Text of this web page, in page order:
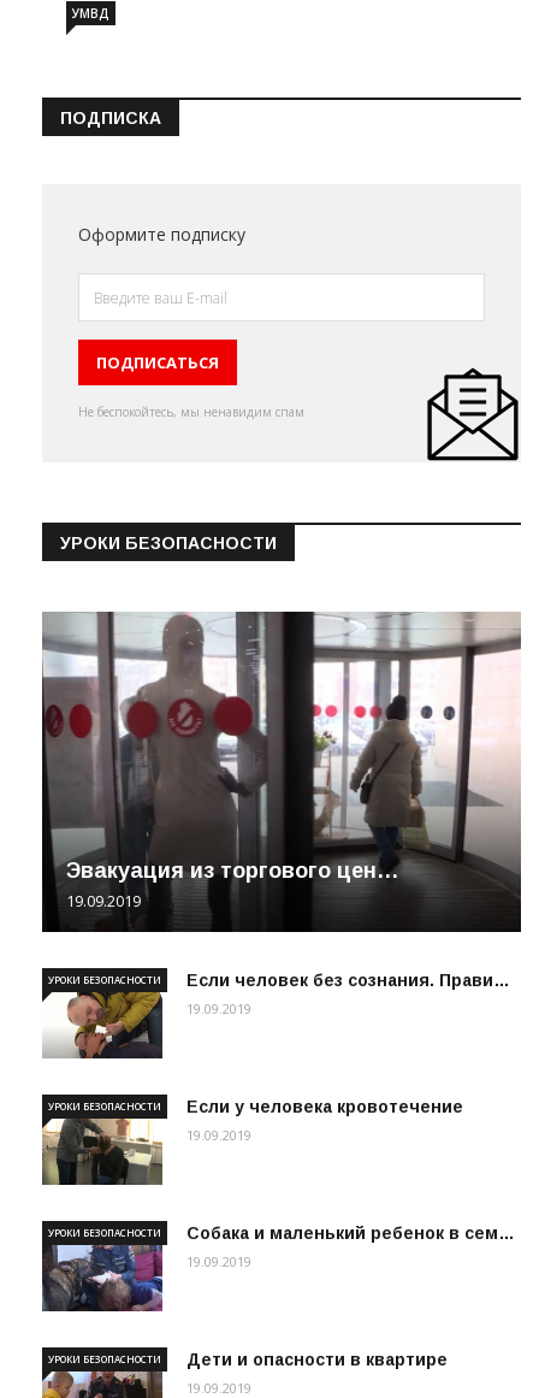
УМВД
ПОДПИСКА
Оформите подписку
Не беспокойтесь, мы ненавидим спам
УРОКИ БЕЗОПАСНОСТИ
Эвакуация из торгового цен…
19.09.2019
Если человек без сознания. Прави…
УРОКИ БЕЗОПАСНОСТИ
19.09.2019
Если у человека кровотечение
УРОКИ БЕЗОПАСНОСТИ
19.09.2019
Собака и маленький ребенок в сем…
УРОКИ БЕЗОПАСНОСТИ
19.09.2019
Дети и опасности в квартире
УРОКИ БЕЗОПАСНОСТИ
19.09.2019